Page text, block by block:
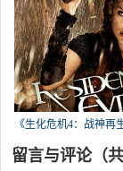
《生化危机4：战神再
留言与评论（